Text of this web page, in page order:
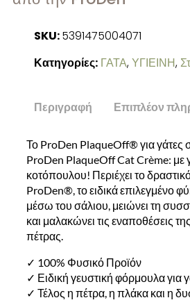
SKU:5391475004071
Κατηγορίες: ΓΑΤΑ,ΥΓΙΕΙΝΗ,
Περιγραφή Επιπλέον
Το ProDen PlaqueOff® για γάτες
ProDen PlaqueOff Cat Crème: με
κοτόπουλου! Περιέχει το
ProDen®, το ειδικά επιλεγμένο
μέσω του σάλιου, μειώνει τη
και μαλακώνει τις εναποθέσεις
πέτρας.
✓ 100% Φυσικό Προϊόν
✓ Ειδική γευστική φόρμουλα για
✓ Τέλος η πέτρα, η πλάκα και η